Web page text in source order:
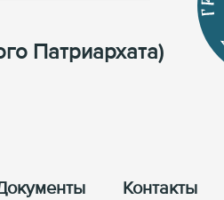
Патриархата)
Контакты